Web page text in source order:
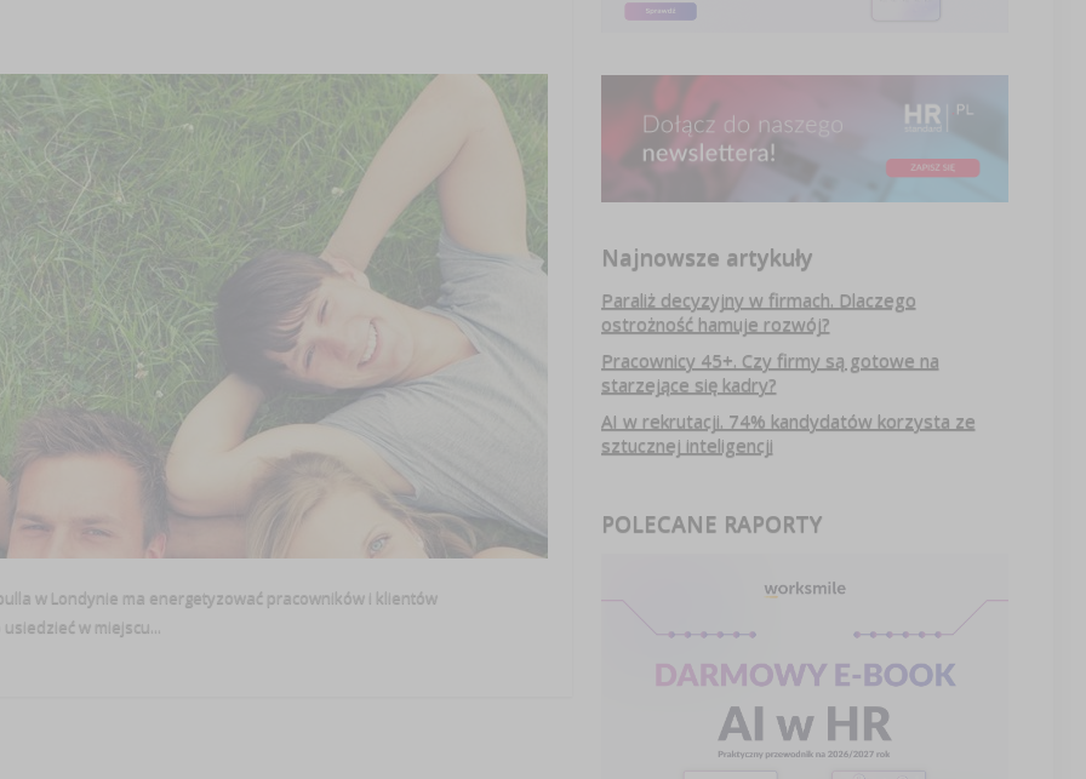
w Londynie ma energetyzować pracowników i klientów
trudno usiedzieć w miejscu...
Najnowsze artykuły
Paraliż decyzyjny w firmach. Dlaczego
ostrożność hamuje rozwój?
Pracownicy 45+. Czy firmy są gotowe na
starzejące się kadry?
AI w rekrutacji. 74% kandydatów korzysta ze
sztucznej inteligencji
POLECANE RAPORTY